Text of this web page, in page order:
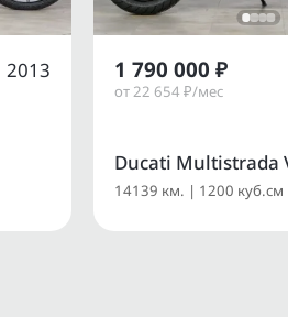
2013
Ducati Multistrada
14139 км. | 1200 куб.см
1 790 000 ₽
от 22 654 ₽/мес